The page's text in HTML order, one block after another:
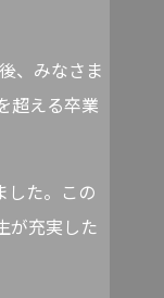
、みなさま
超える卒業
た。この
が充実した